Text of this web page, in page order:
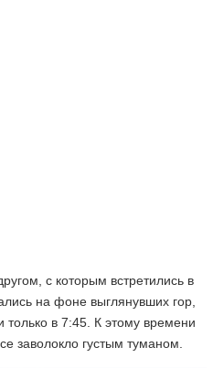
с которым встретились в
на фоне выглянувших гор,
в 7:45. К этому времени
заволокло густым туманом.